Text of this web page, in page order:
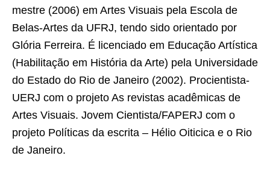
mestre (2006) em Artes Visuais pela Escola de
Belas-Artes da UFRJ, tendo sido orientado por
Glória Ferreira. É licenciado em Educação Artística
(Habilitação em História da Arte) pela Universidade
do Estado do Rio de Janeiro (2002). Procientista-
UERJ com o projeto As revistas acadêmicas de
Artes Visuais. Jovem Cientista/FAPERJ com o
projeto Políticas da escrita – Hélio Oiticica e o Rio
de Janeiro.